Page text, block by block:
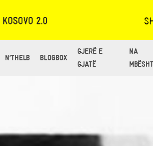
N’THELB BLOGBOX
GJERË E
GJATË
NA